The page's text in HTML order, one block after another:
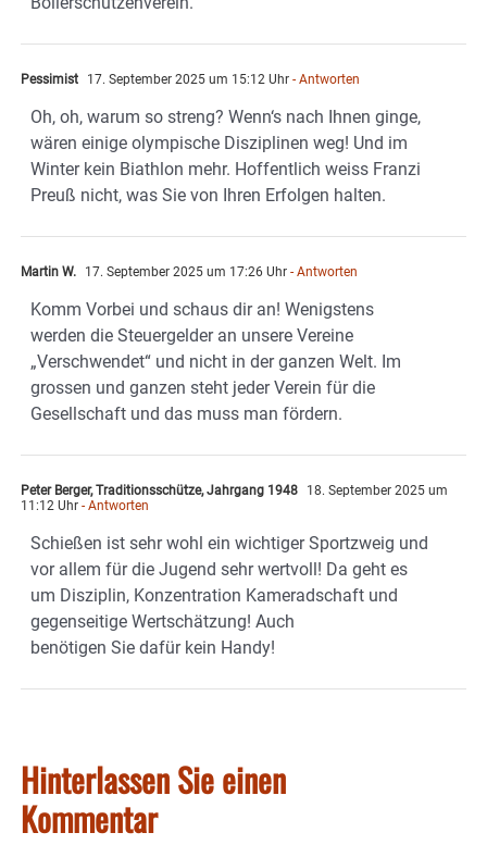
Pessimist 17. September 2025 um 15:12 Uhr - Antworten
Oh, oh, warum so streng? Wenn‘s nach Ihnen ginge,
wären einige olympische Disziplinen weg! Und im
Winter kein Biathlon mehr. Hoffentlich weiss Franzi
Preuß nicht, was Sie von Ihren Erfolgen halten.
Martin W. 17. September 2025 um 17:26 Uhr - Antworten
Komm Vorbei und schaus dir an! Wenigstens
werden die Steuergelder an unsere Vereine
„Verschwendet“ und nicht in der ganzen Welt. Im
grossen und ganzen steht jeder Verein für die
Gesellschaft und das muss man fördern.
Peter Berger, Traditionsschütze, Jahrgang 1948
18. September 2025 um
11:12 Uhr - Antworten
Schießen ist sehr wohl ein wichtiger Sportzweig und
vor allem für die Jugend sehr wertvoll! Da geht es
um Disziplin, Konzentration Kameradschaft und
gegenseitige Wertschätzung! Auch
benötigen Sie dafür kein Handy!
Hinterlassen Sie einen
Kommentar